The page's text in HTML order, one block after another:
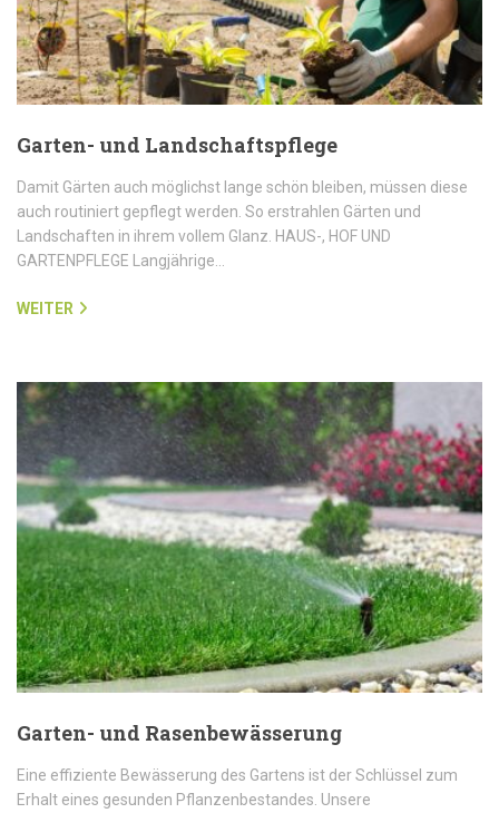
Garten- und Landschaftspflege
Damit Gärten auch möglichst lange schön bleiben, müssen diese
auch routiniert gepflegt werden. So erstrahlen Gärten und
Landschaften in ihrem vollem Glanz. HAUS-, HOF UND
GARTENPFLEGE Langjährige…
WEITER
Garten- und Rasenbewässerung
Eine effiziente Bewässerung des Gartens ist der Schlüssel zum
Erhalt eines gesunden Pflanzenbestandes. Unsere